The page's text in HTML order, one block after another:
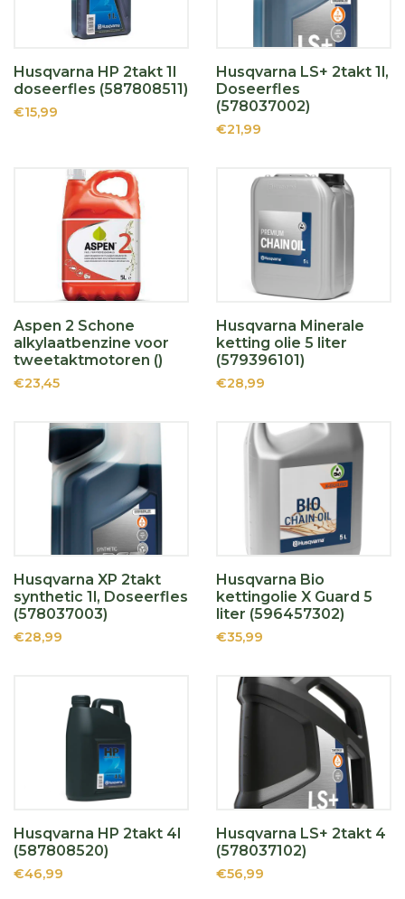
Husqvarna HP 2takt 1l
doseerfles (587808511)
€15,99
Husqvarna LS+ 2takt 1l,
Doseerfles
(578037002)
€21,99
Aspen 2 Schone
alkylaatbenzine voor
tweetaktmotoren ()
€23,45
Husqvarna Minerale
ketting olie 5 liter
(579396101)
€28,99
Husqvarna XP 2takt
synthetic 1l, Doseerfles
(578037003)
€28,99
Husqvarna Bio
kettingolie X Guard 5
liter (596457302)
€35,99
Husqvarna HP 2takt 4l
(587808520)
€46,99
Husqvarna LS+ 2takt 4
(578037102)
€56,99